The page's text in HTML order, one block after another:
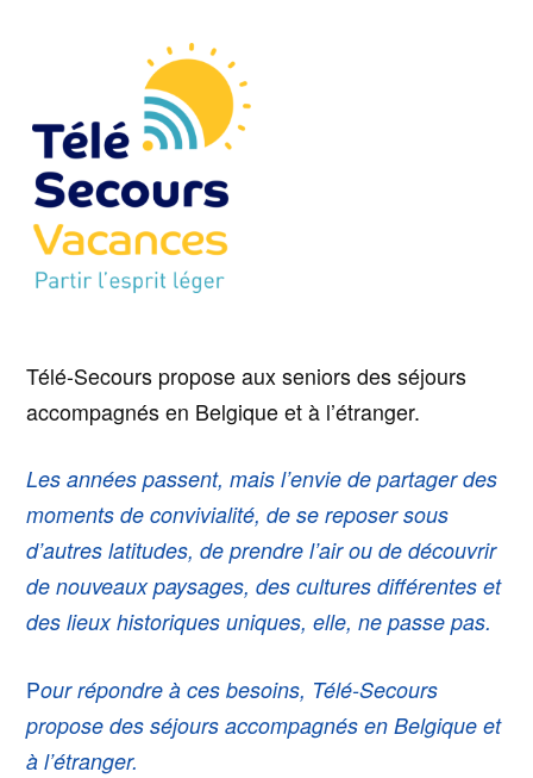
Télé-Secours propose aux seniors des séjours
accompagnés en Belgique et à l’étranger.
Les années passent, mais l’envie de partager des
moments de convivialité, de se reposer sous
d’autres latitudes, de prendre l’air ou de découvrir
de nouveaux paysages, des cultures différentes et
des lieux historiques uniques, elle, ne passe pas.
Pour répondre à ces besoins, Télé-Secours
propose des séjours accompagnés en Belgique et
à l’étranger.